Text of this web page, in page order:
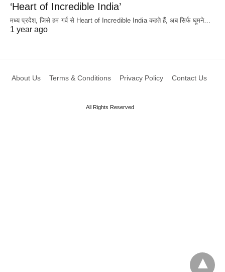
‘Heart of Incredible India’
मध्य प्रदेश, जिसे हम गर्व से Heart of Incredible India कहते हैं, अब सिर्फ घूमने…
1 year ago
About Us Terms & Conditions Privacy Policy Contact Us
All Rights Reserved